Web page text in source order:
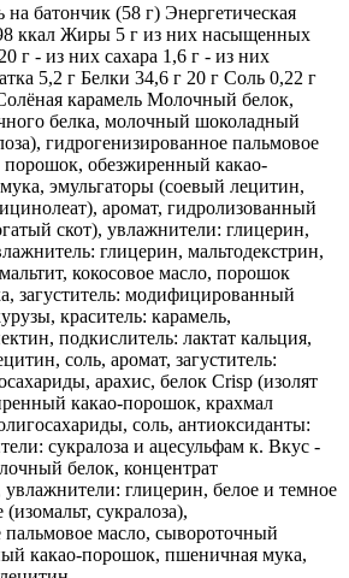
на батончик (58 г) Энергетическая
ккал Жиры 5 г из них насыщенных
г - из них сахара 1,6 г - из них
5,2 г Белки 34,6 г 20 г Соль 0,22 г
карамель Молочный белок,
белка, молочный шоколадный
гидрогенизированное пальмовое
обезжиренный какао-
эмульгаторы (соевый лецитин,
аромат, гидролизованный
скот), увлажнители: глицерин,
глицерин, мальтодекстрин,
кокосовое масло, порошок
загуститель: модифицированный
краситель: карамель,
подкислитель: лактат кальция,
соль, аромат, загуститель:
арахис, белок Crisp (изолят
какао-порошок, крахмал
соль, антиоксиданты:
сукралоза и ацесульфам к. Вкус -
белок, концентрат
увлажнители: глицерин, белое и темное
сукралоза),
пальмовое масло, сывороточный
какао-порошок, пшеничная мука,